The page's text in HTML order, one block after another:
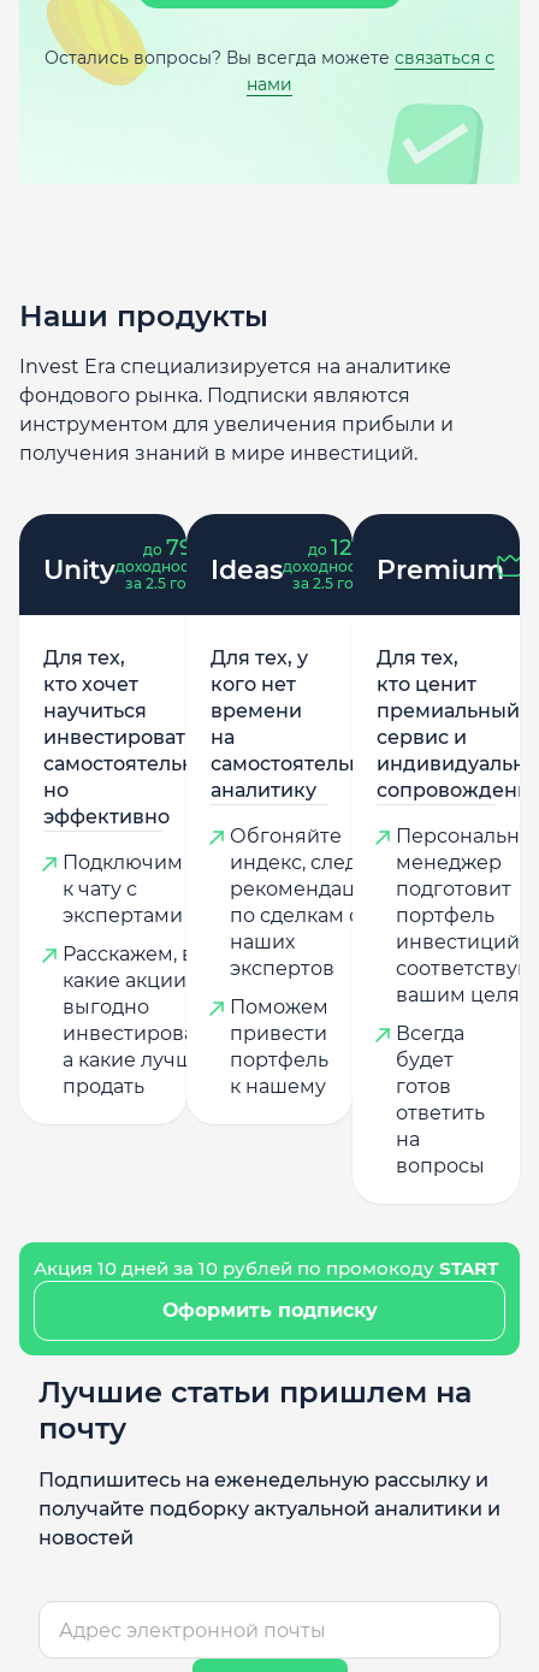
Остались вопросы? Вы всегда можете связаться с
нами
Наши продукты
Invest Era специализируется на аналитике
фондового рынка. Подписки являются
инструментом для увеличения прибыли и
получения знаний в мире инвестиций.
Unity
до 79
доходность
за 2.5 года
Для тех,
кто хочет
научиться
инвестировать
самостоятельно,
но
эффективно
Подключим
к чату с
экспертами
Расскажем, в
какие акции
выгодно
инвестировать,
а какие лучше
продать
Ideas
до 121
доходность
за 2.5 года
Для тех, у
кого нет
времени
на
самостоятельную
аналитику
Обгоняйте
индекс, следуя
рекомендациям
по сделкам от
наших
экспертов
Поможем
привести
портфель
к нашему
Premium
Для тех,
кто ценит
премиальный
сервис и
менеджер
подготовит
портфель
инвестиций,
вашим целям
Всегда
будет
готов
ответить
на
вопросы
Акция 10 дней за 10 рублей по промокоду START
Оформить подписку
Лучшие статьи пришлем на
почту
Подпишитесь на еженедельную рассылку и
получайте подборку актуальной аналитики и
новостей